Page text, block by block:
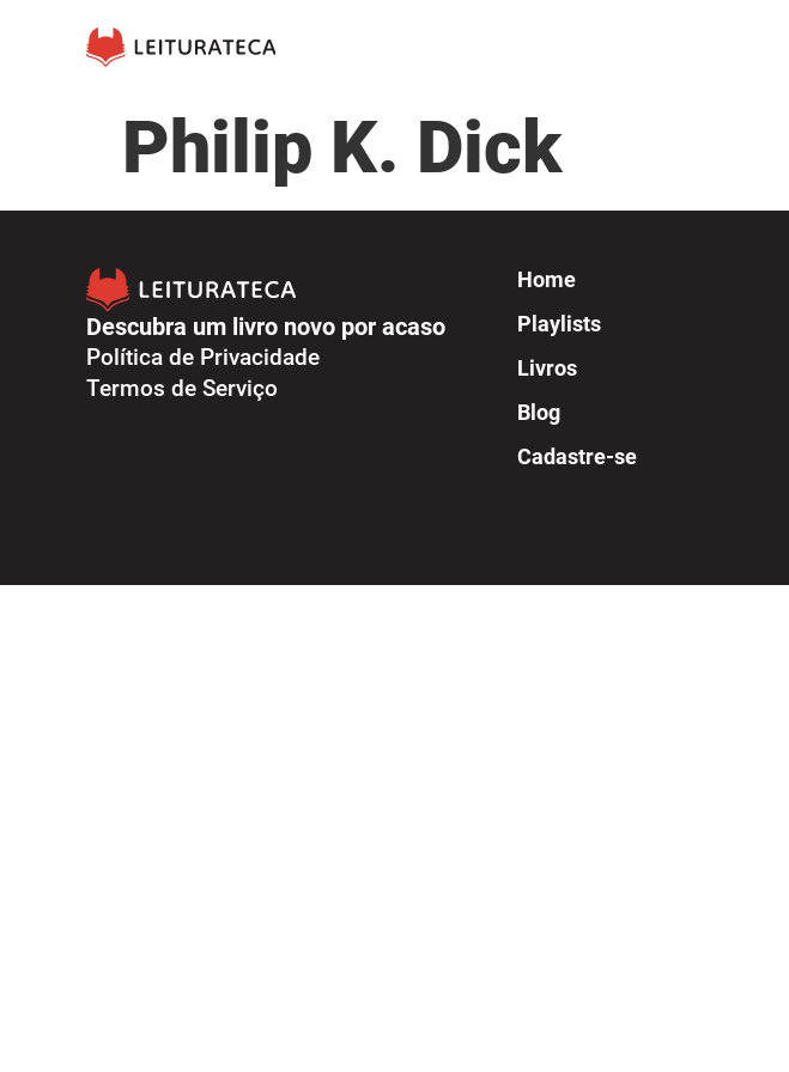
Philip K. Dick
Descubra um livro novo por acaso
Política de Privacidade
Termos de Serviço
Home
Playlists
Livros
Blog
Cadastre-se